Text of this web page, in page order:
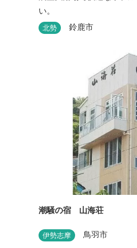
い。
北勢 鈴鹿市
潮騒の宿 山海荘
伊勢志摩 鳥羽市